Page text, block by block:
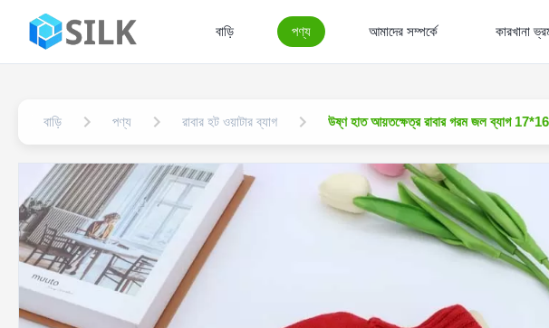
বাড়ি পণ্য আমাদের সম্পর্কে কারখানা
বাড়ি পণ্য রাবার হট ওয়াটার ব্যাগ উষ্ণ হাত আয়তক্ষেত্র রাবার গরম জল ব্যাগ